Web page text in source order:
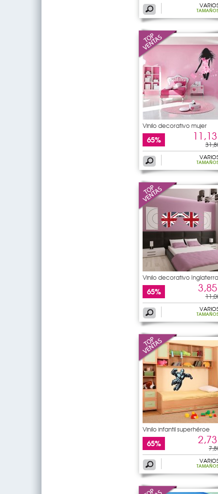
Vinilo decorativo mujer
65%
Vinilo decorativo Inglaterra
65%
Vinilo infantil superhéroe
65%